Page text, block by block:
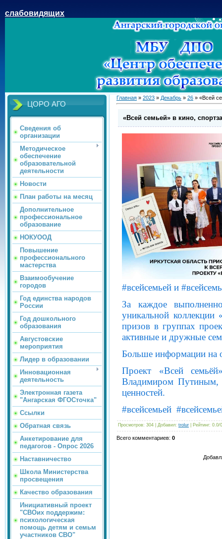
слабовидящих
ЦОРО АГО
Сведения об
организации
Методическое
обеспечение
образовательной
деятельности
Новости
План работы на месяц
Дополнительное
профессиональное
образование
НОКУООД
Повышение
профессионального
мастерства
Взаимообучение
городов
Год единства народов
России
Год дошкольного
образования
Августовские
мероприятия
Лидер в образовании
Инновационная
деятельность
Электронная газета
"Ангарская ФГОСточка"
Ссылки
Обратная связь
Анкетирование для
педагогов - Опрос 2026
Наставничество
Школа Министерства
просвещения
Качество образования
Инициативный проект
"СВОих поддержим:
психологическая
помощь детям и семьм
участников СВО"
Главная » 2023 » Декабрь » 26 » «Всей
«Всей семьей» в кино,
#всейсемьей и
За каждое
уникальной
призов в группах
активные и дружные
Больше информации на
Проект «Всей
Владимиром Путиным,
ценностей.
#всейсемьей
Просмотров: 304 | Добавил: trolur Рейтинг: 0.0/0
Всего комментариев: 0